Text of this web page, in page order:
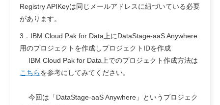
Registry APIKeyは同じメールアドレスに紐づいている必要
があります。
3．IBM Cloud Pak for Data上にDataStage-aaS Anywhere
用のプロジェクトを作成しプロジェクトIDを作成
IBM Cloud Pak for Data上でのプロジェクト作成方法は
こちらを参考にしてみてください。
今回は「DataStage-aaS Anywhere」というプロジェク